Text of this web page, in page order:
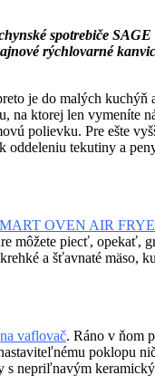
spotrebiče
rýchlovarné
je do malých
na ktorej len vymeníte
polievku. Pre ešte
oddeleniu tekutiny a
OVEN AIR
môžete piecť,
a šťavnaté mäso,
vaflovač. Ráno v ňom
poklopu
nepriľnavým